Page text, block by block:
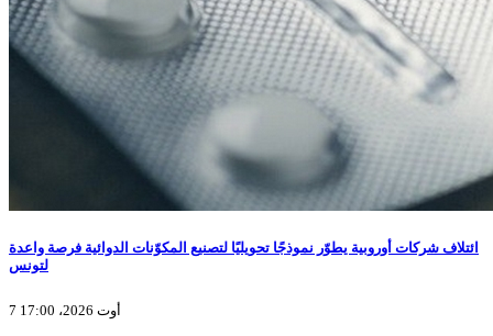
ائتلاف شركات أوروبية يطوّر نموذجًا تحويليًا لتصنيع المكوّنات الدوائية فرصة واعدة
لتونس
7 أوت 2026، 17:00